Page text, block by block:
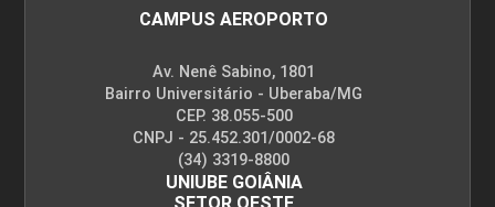
45
CAMPUS AEROPORTO
Av. Nenê Sabino, 1801
Bairro Universitário - Uberaba/MG
CEP. 38.055-500
CNPJ - 25.452.301/0002-68
(34) 3319-8800
UNIUBE GOIÂNIA